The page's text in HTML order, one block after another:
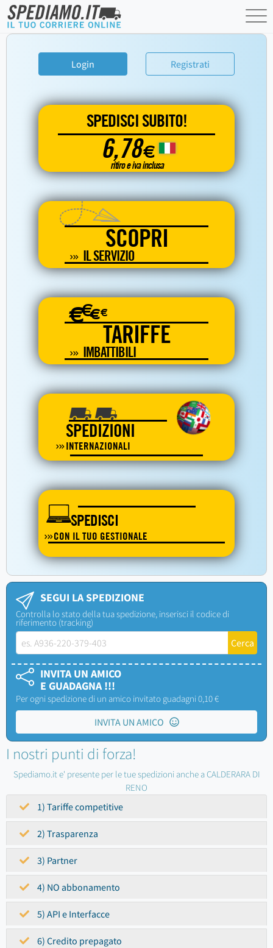
Login Registrati
SPEDISCI SUBITO!
6,78€
ritiro e iva inclusa
SCOPRI
IL SERVIZIO
€€€€
TARIFFE
IMBATTIBILI
SPEDIZIONI
INTERNAZIONALI
SPEDISCI
CON IL TUO GESTIONALE
SEGUI LA SPEDIZIONE
Controlla lo stato della tua spedizione, inserisci il codice di
riferimento (tracking)
INVITA UN AMICO
E GUADAGNA !!!
Per ogni spedizione di un amico invitato guadagni 0,10 €
INVITA UN AMICO
I nostri punti di forza!
Spediamo.it e' presente per le tue spedizioni anche a CALDERARA DI
RENO
1) Tariffe competitive
2) Trasparenza
3) Partner
4) NO abbonamento
5) API e Interfacce
6) Credito prepagato